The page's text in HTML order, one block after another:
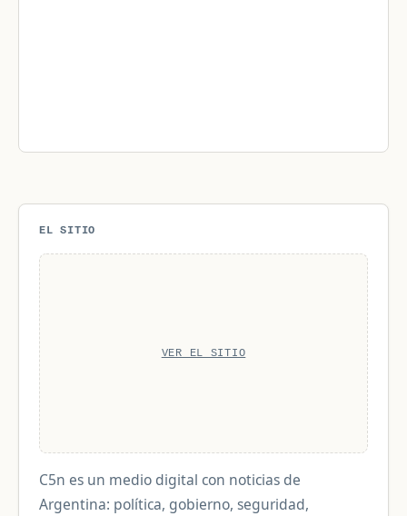
EL SITIO
VER EL SITIO
C5n es un medio digital con noticias de
Argentina: política, gobierno, seguridad,